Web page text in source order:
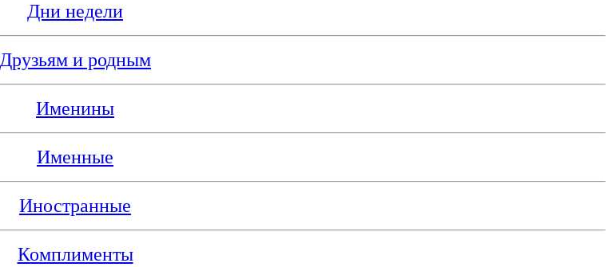
Дни недели
Друзьям и родным
Именины
Именные
Иностранные
Комплименты